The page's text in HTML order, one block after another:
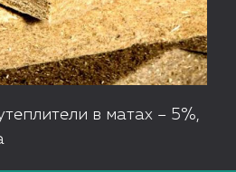
в матах – 5%,